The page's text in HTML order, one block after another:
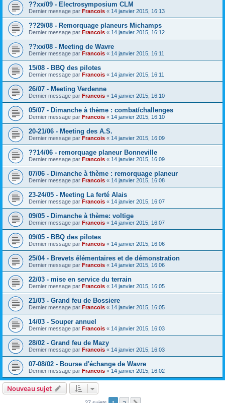
??xx/09 - Electrosymposium CLM
Dernier message par Francois « 14 janvier 2015, 16:13
??29/08 - Remorquage planeurs Michamps
Dernier message par Francois « 14 janvier 2015, 16:12
??xx/08 - Meeting de Wavre
Dernier message par Francois « 14 janvier 2015, 16:11
15/08 - BBQ des pilotes
Dernier message par Francois « 14 janvier 2015, 16:11
26/07 - Meeting Verdenne
Dernier message par Francois « 14 janvier 2015, 16:10
05/07 - Dimanche à thème : combat/challenges
Dernier message par Francois « 14 janvier 2015, 16:10
20-21/06 - Meeting des A.S.
Dernier message par Francois « 14 janvier 2015, 16:09
??14/06 - remorquage planeur Bonneville
Dernier message par Francois « 14 janvier 2015, 16:09
07/06 - Dimanche à thème : remorquage planeur
Dernier message par Francois « 14 janvier 2015, 16:08
23-24/05 - Meeting La ferté Alais
Dernier message par Francois « 14 janvier 2015, 16:07
09/05 - Dimanche à thème: voltige
Dernier message par Francois « 14 janvier 2015, 16:07
09/05 - BBQ des pilotes
Dernier message par Francois « 14 janvier 2015, 16:06
25/04 - Brevets élémentaires et de démonstration
Dernier message par Francois « 14 janvier 2015, 16:06
22/03 - mise en service du terrain
Dernier message par Francois « 14 janvier 2015, 16:05
21/03 - Grand feu de Bossiere
Dernier message par Francois « 14 janvier 2015, 16:05
14/03 - Souper annuel
Dernier message par Francois « 14 janvier 2015, 16:03
28/02 - Grand feu de Mazy
Dernier message par Francois « 14 janvier 2015, 16:03
07-08/02 - Bourse d'échange de Wavre
Dernier message par Francois « 14 janvier 2015, 16:02
Nouveau sujet